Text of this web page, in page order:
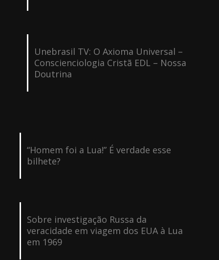
Unebrasil TV: O Axioma Universal –
Conscienciologia Cristã EDL – Nossa
Doutrina
“Homem foi a Lua!” É verdade esse
bilhete?
Sobre investigação Russa da
veracidade em viagem dos EUA à Lua
em 1969